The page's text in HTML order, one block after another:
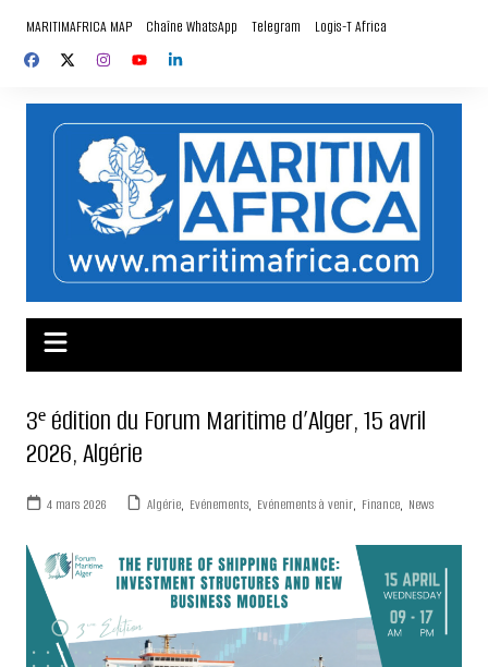
contenu
MARITIMAFRICA MAP Chaîne WhatsApp Telegram Logis-T Africa
3ᵉ édition du Forum Maritime d’Alger, 15 avril
2026, Algérie
4 mars 2026 Algérie, Evénements, Evénements à venir, Finance, News